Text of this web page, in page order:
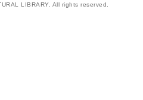
LIBRARY. All rights reserved.